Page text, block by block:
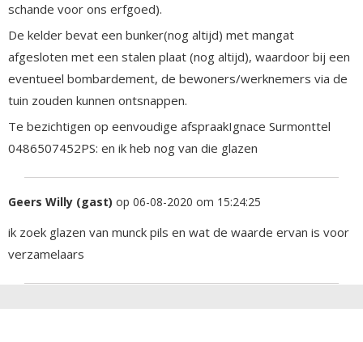
schande voor ons erfgoed).
De kelder bevat een bunker(nog altijd) met mangat
afgesloten met een stalen plaat (nog altijd), waardoor bij een
eventueel bombardement, de bewoners/werknemers via de
tuin zouden kunnen ontsnappen.
Te bezichtigen op eenvoudige afspraakIgnace Surmonttel
0486507452PS: en ik heb nog van die glazen
Geers Willy (gast) op 06-08-2020 om 15:24:25
ik zoek glazen van munck pils en wat de waarde ervan is voor
verzamelaars